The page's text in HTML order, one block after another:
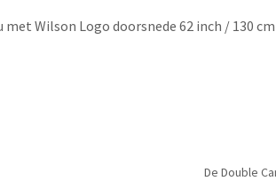
Wilson Logo doorsnede 62 inch / 130
De Double